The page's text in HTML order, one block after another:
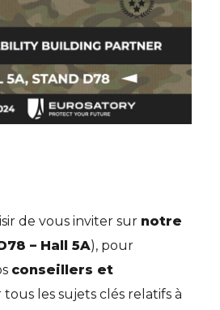
de vous inviter sur notre
– Hall 5A), pour
conseillers et
tous les sujets clés relatifs à